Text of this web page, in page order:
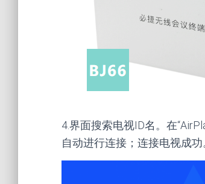
4.界面搜索电视ID名。在
自动进行连接；连接电视成功